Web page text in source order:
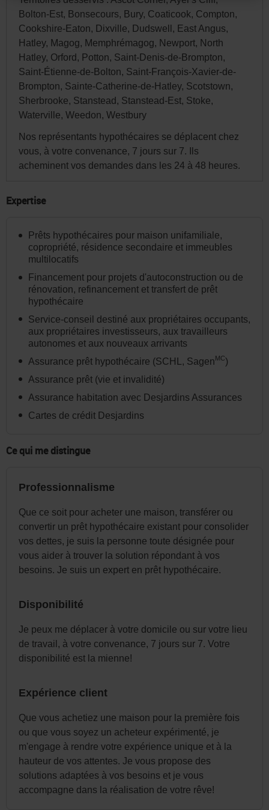
Bolton-Est, Bonsecours, Bury, Coaticook, Compton,
Cookshire-Eaton, Dixville, Dudswell, East Angus,
Hatley, Magog, Memphrémagog, Newport, North
Hatley, Orford, Potton, Saint-Denis-de-Brompton,
Saint-Étienne-de-Bolton, Saint-François-Xavier-de-
Brompton, Sainte-Catherine-de-Hatley, Scotstown,
Sherbrooke, Stanstead, Stanstead-Est, Stoke,
Waterville, Weedon, Westbury
Nos représentants hypothécaires se déplacent chez
vous, à votre convenance, 7 jours sur 7. Ils
acheminent vos demandes dans les 24 à 48 heures.
Expertise
Prêts hypothécaires pour maison unifamiliale,
copropriété, résidence secondaire et immeubles
multilocatifs
Financement pour projets d'autoconstruction ou de
rénovation, refinancement et transfert de prêt
hypothécaire
Service-conseil destiné aux propriétaires occupants,
aux propriétaires investisseurs, aux travailleurs
autonomes et aux nouveaux arrivants
Assurance prêt hypothécaire (SCHL, SagenMC)
Assurance prêt (vie et invalidité)
Assurance habitation avec Desjardins Assurances
Cartes de crédit Desjardins
Ce qui me distingue
Professionnalisme
Que ce soit pour acheter une maison, transférer ou
convertir un prêt hypothécaire existant pour consolider
vos dettes, je suis la personne toute désignée pour
vous aider à trouver la solution répondant à vos
besoins. Je suis un expert en prêt hypothécaire.
Disponibilité
Je peux me déplacer à votre domicile ou sur votre lieu
de travail, à votre convenance, 7 jours sur 7. Votre
disponibilité est la mienne!
Expérience client
Que vous achetiez une maison pour la première fois
ou que vous soyez un acheteur expérimenté, je
m'engage à rendre votre expérience unique et à la
hauteur de vos attentes. Je vous propose des
solutions adaptées à vos besoins et je vous
accompagne dans la réalisation de votre rêve!
site.
Par
la
suite,
vous
pourrez
modifier
votre
choix
de
province
la
langue
dans
l'en-
ou
dans
le
menu
de